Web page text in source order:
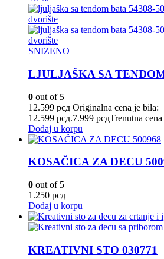
SNIZENO
LJULJAŠKA SA
0 out of 5
12.599рсд Originalna cena je bila:
12.599 рсд.7.999 рсдTrenutna
Dodaj u korpu
KOSAČICA ZA DECU
0 out of 5
1.250 рсд
Dodaj u korpu
KREATIVNI STO 030771